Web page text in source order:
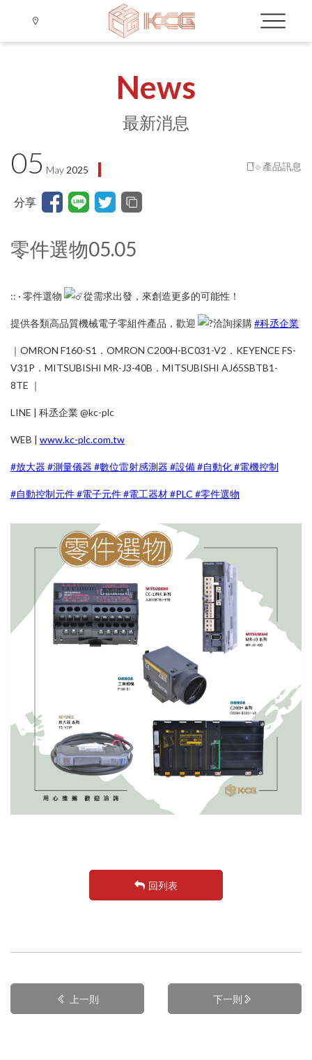
Menu
品牌介紹
客服服務
最新消息 ⟐ KC公告
⟐ 產品訊息
⟐ 智能設備規劃
產品介紹
三菱 MITSUBISHI
A1S 系列
Q 系列
MR-J2S 系列
MR-J3 系列
MR-J4 系列
HC-KFS 系列
HC-SFS 系列
HF-KP 系列
HG-KR 系列
FX 系列
L 系列
GOT1000 系列
GM 減速馬達 系列
磁粉煞車器 系列
減速機 系列
其他產品
歐姆龍 OMRON
CS1 系列
CJ2 系列
CVM1 系列
CV500 系列
電源供應器
其他產品
基恩斯 KEYENCE
放大器 系列
HMI 系列
KV PLC 系列
雷射類產品
靜電類產品
其他產品
YASKAWA、I A I、PRO-FACE
檔案下載
三菱-CPU,PLC Module
三菱-Driver
三菱-Moto
歐姆龍-Driver
歐姆龍-Moto
Language
VIỆT NAM
News
最新消息
05 May 2025 ⟐ 產品訊息
分享
零件選物05.05
:: · 零件選物 從需求出發，來創造更多的可能性！
提供各類高品質機械電子零組件產品，歡迎 洽詢採購#科丞企業
｜OMRON F160-S1．OMRON C200H-BC031-V2．KEYENCE FS-
V31P．MITSUBISHI MR-J3-40B．MITSUBISHI AJ65SBTB1-
8TE ｜
LINE | 科丞企業 @kc-plc
WEB | www.kc-plc.com.tw
#放大器 #測量儀器 #數位雷射感測器 #設備#自動化#電機控制
#自動控制元件#電子元件#電工器材#PLC #零件選物
回列表
上一則 下一則